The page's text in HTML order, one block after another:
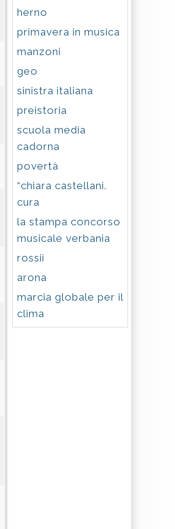
herno
primavera in musica
manzoni
geo
sinistra italiana
preistoria
scuola media
cadorna
povertà
“chiara castellani.
cura
la stampa concorso
musicale verbania
rossii
arona
marcia globale per il
clima